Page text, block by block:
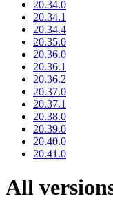
20.34.0
20.34.1
20.34.4
20.35.0
20.36.0
20.36.1
20.36.2
20.37.0
20.37.1
20.38.0
20.39.0
20.40.0
20.41.0
All